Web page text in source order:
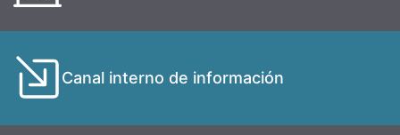
Canal interno de información